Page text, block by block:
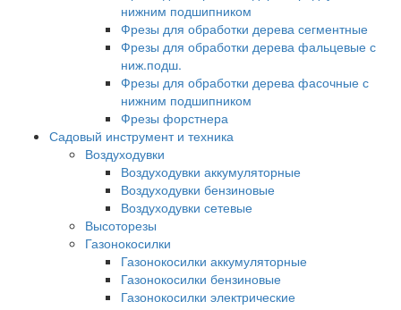
нижним подшипником
Фрезы для обработки дерева сегментные
Фрезы для обработки дерева фальцевые с
ниж.подш.
Фрезы для обработки дерева фасочные с
нижним подшипником
Фрезы форстнера
Садовый инструмент и техника
Воздуходувки
Воздуходувки аккумуляторные
Воздуходувки бензиновые
Воздуходувки сетевые
Высоторезы
Газонокосилки
Газонокосилки аккумуляторные
Газонокосилки бензиновые
Газонокосилки электрические